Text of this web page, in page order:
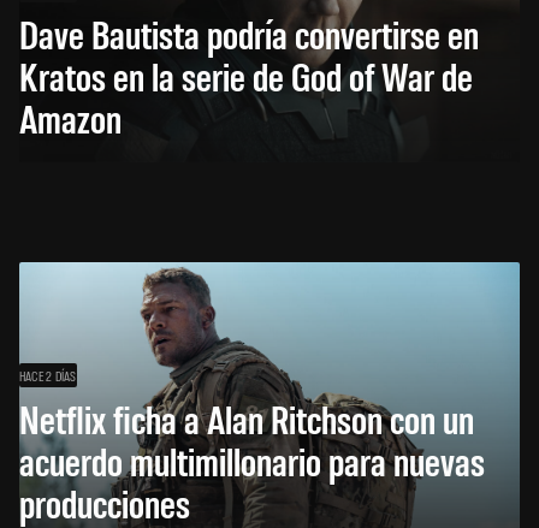
Dave Bautista podría convertirse en
Kratos en la serie de God of War de
Amazon
HACE 2 DÍAS
Netflix ficha a Alan Ritchson con un
acuerdo multimillonario para nuevas
producciones